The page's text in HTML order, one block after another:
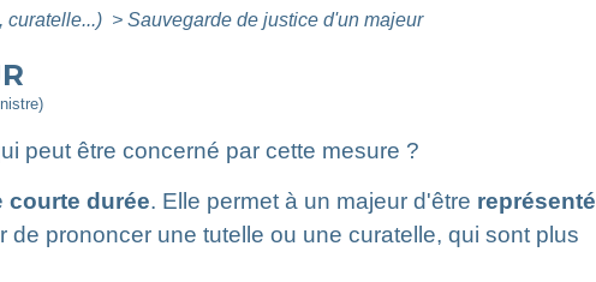
curatelle...) > Sauvegarde de justice d'un majeur
peut être concerné par cette mesure ?
courte durée. Elle permet à un majeur d'être représenté
prononcer une tutelle ou une curatelle, qui sont plus